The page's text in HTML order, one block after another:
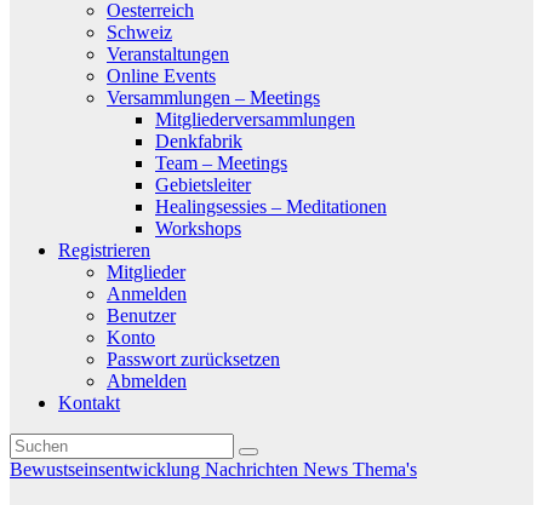
Oesterreich
Schweiz
Veranstaltungen
Online Events
Versammlungen – Meetings
Mitgliederversammlungen
Denkfabrik
Team – Meetings
Gebietsleiter
Healingsessies – Meditationen
Workshops
Registrieren
Mitglieder
Anmelden
Benutzer
Konto
Passwort zurücksetzen
Abmelden
Kontakt
Bewustseinsentwicklung Nachrichten News Thema's